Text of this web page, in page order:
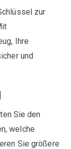
zur
Ihre
und
Sie den
welche
Sie größere